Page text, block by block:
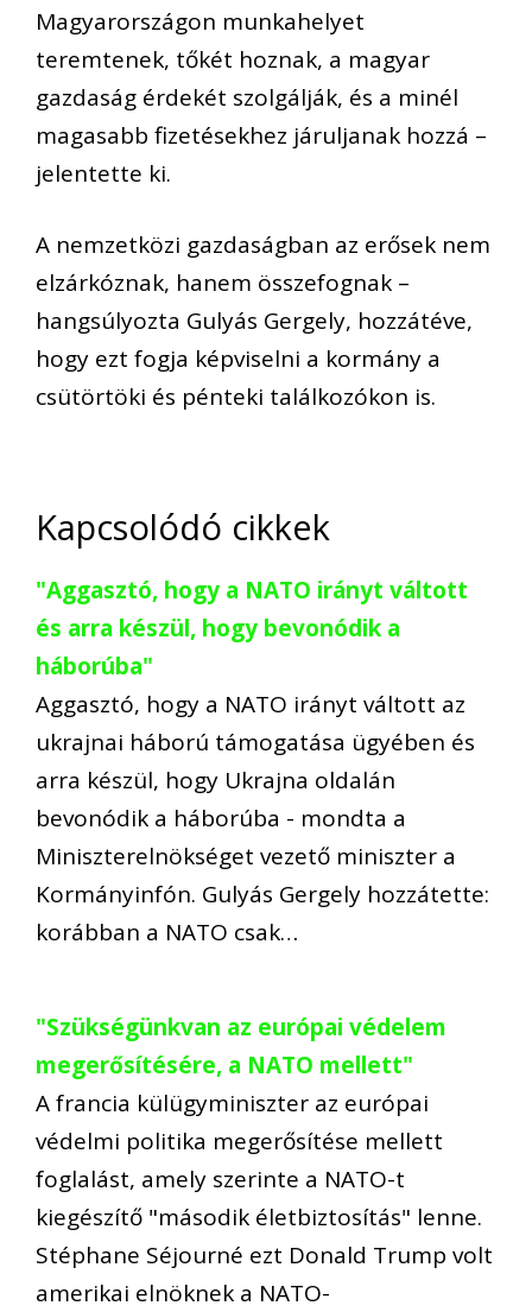
Magyarországon munkahelyet
teremtenek, tőkét hoznak, a magyar
gazdaság érdekét szolgálják, és a minél
magasabb fizetésekhez járuljanak hozzá –
jelentette ki.
A nemzetközi gazdaságban az erősek nem
elzárkóznak, hanem összefognak –
hangsúlyozta Gulyás Gergely, hozzátéve,
hogy ezt fogja képviselni a kormány a
csütörtöki és pénteki találkozókon is.
Kapcsolódó cikkek
"Aggasztó, hogy a NATO irányt váltott
és arra készül, hogy bevonódik a
háborúba"
Aggasztó, hogy a NATO irányt váltott az
ukrajnai háború támogatása ügyében és
arra készül, hogy Ukrajna oldalán
bevonódik a háborúba - mondta a
Miniszterelnökséget vezető miniszter a
Kormányinfón. Gulyás Gergely hozzátette:
korábban a NATO csak…
"Szükségünkvan az európai védelem
megerősítésére, a NATO mellett"
A francia külügyminiszter az európai
védelmi politika megerősítése mellett
foglalást, amely szerinte a NATO-t
kiegészítő "második életbiztosítás" lenne.
Stéphane Séjourné ezt Donald Trump volt
amerikai elnöknek a NATO-